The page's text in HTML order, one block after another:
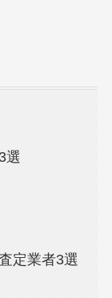
選
定業者3選